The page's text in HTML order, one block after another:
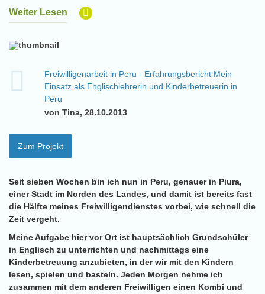
Weiter Lesen
Freiwilligenarbeit in Peru - Erfahrungsbericht Mein
Einsatz als Englischlehrerin und Kinderbetreuerin in
Peru
von Tina, 28.10.2013
Zum Projekt
Seit sieben Wochen bin ich nun in Peru, genauer in Piura,
einer Stadt im Norden des Landes, und damit ist bereits fast
die Hälfte meines Freiwilligendienstes vorbei, wie schnell die
Zeit vergeht.
Meine Aufgabe hier vor Ort ist hauptsächlich Grundschüler
in Englisch zu unterrichten und nachmittags eine
Kinderbetreuung anzubieten, in der wir mit den Kindern
lesen, spielen und basteln. Jeden Morgen nehme ich
zusammen mit dem anderen Freiwilligen einen Kombi und